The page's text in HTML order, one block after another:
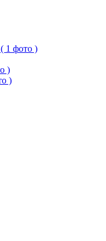
1 фото )
)
)